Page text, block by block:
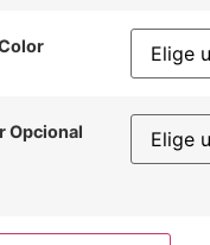
Opcional